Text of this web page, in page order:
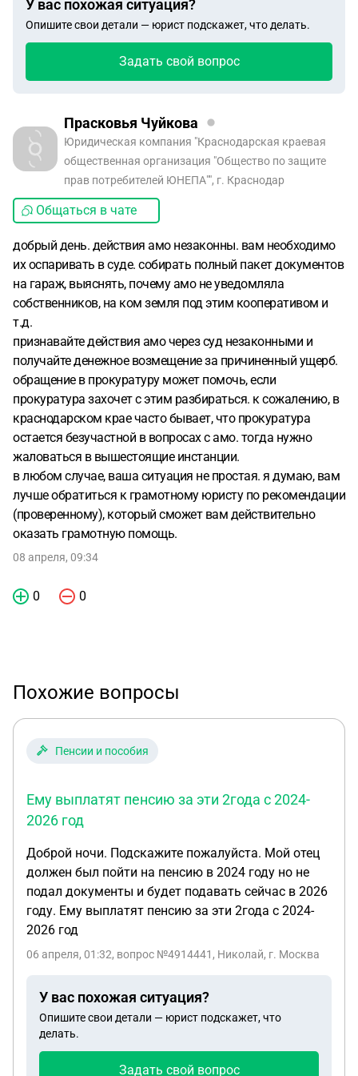
что делать? Я просто в шоке!
У вас похожая ситуация?
Опишите свои детали — юрист подскажет, что делать.
Задать свой вопрос
Прасковья Чуйкова
Юридическая компания "Краснодарская краевая
общественная организация "Общество по защите
прав потребителей ЮНЕПА"", г. Краснодар
Общаться в чате
добрый день. действия амо незаконны. вам необходимо
их оспаривать в суде. собирать полный пакет документов
на гараж, выяснять, почему амо не уведомляла
собственников, на ком земля под этим кооперативом и
т.д.
признавайте действия амо через суд незаконными и
получайте денежное возмещение за причиненный ущерб.
обращение в прокуратуру может помочь, если
прокуратура захочет с этим разбираться. к сожалению, в
краснодарском крае часто бывает, что прокуратура
остается безучастной в вопросах с амо. тогда нужно
жаловаться в вышестоящие инстанции.
в любом случае, ваша ситуация не простая. я думаю, вам
лучше обратиться к грамотному юристу по рекомендации
(проверенному), который сможет вам действительно
оказать грамотную помощь.
08 апреля, 09:34
0 0
Похожие вопросы
Пенсии и пособия
Ему выплатят пенсию за эти 2года с 2024-
2026 год
Доброй ночи. Подскажите пожалуйста. Мой отец
должен был пойти на пенсию в 2024 году но не
подал документы и будет подавать сейчас в 2026
году. Ему выплатят пенсию за эти 2года с 2024-
2026 год
06 апреля, 01:32, вопрос №4914441, Николай, г. Москва
У вас похожая ситуация?
Опишите свои детали — юрист подскажет, что
делать.
Задать свой вопрос